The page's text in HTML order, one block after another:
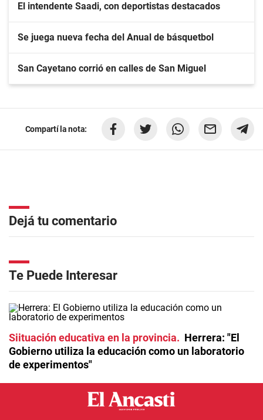
El intendente Saadi, con deportistas destacados
Se juega nueva fecha del Anual de básquetbol
San Cayetano corrió en calles de San Miguel
Compartí la nota:
Dejá tu comentario
Te Puede Interesar
Siituación educativa en la provincia
Herrera: "El
Gobierno utiliza la educación como un laboratorio
de experimentos"